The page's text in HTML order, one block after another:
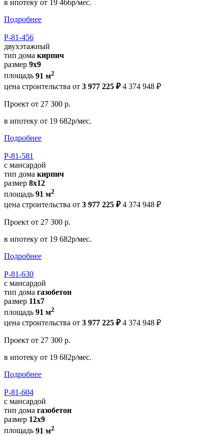
в ипотеку от 19 466р/мес.
Подробнее
Р-81-456
двухэтажный
тип дома кирпич
размер 9х9
площадь 91 м2
цена строительства от 3 977 225 ₽ 4 374 948 ₽
Проект от 27 300 р.
в ипотеку от 19 682р/мес.
Подробнее
Р-81-581
с мансардой
тип дома кирпич
размер 8х12
площадь 91 м2
цена строительства от 3 977 225 ₽ 4 374 948 ₽
Проект от 27 300 р.
в ипотеку от 19 682р/мес.
Подробнее
Р-81-630
с мансардой
тип дома газобетон
размер 11x7
площадь 91 м2
цена строительства от 3 977 225 ₽ 4 374 948 ₽
Проект от 27 300 р.
в ипотеку от 19 682р/мес.
Подробнее
Р-81-604
с мансардой
тип дома газобетон
размер 12х9
площадь 91 м2